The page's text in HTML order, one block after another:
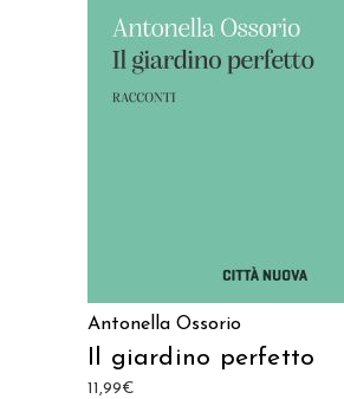
AGGIUNGI AL CARRELLO
Antonella Ossorio
Il giardino perfetto
11,99€